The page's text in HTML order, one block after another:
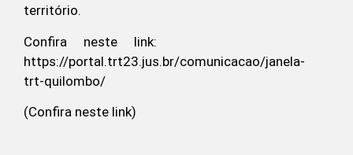
território.
Confira neste link:
https://portal.trt23.jus.br/comunicacao/janela-
trt-quilombo/
(Confira neste link)